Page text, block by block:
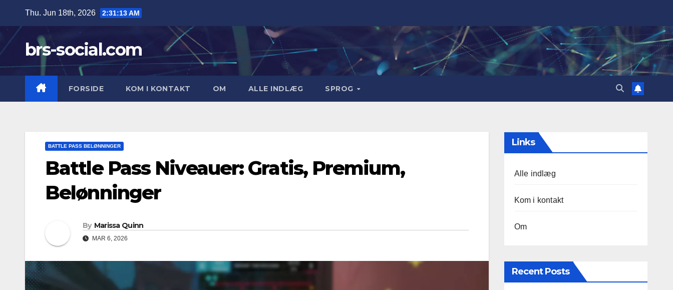
content
Thu. Jun 18th, 2026 2:31:14 AM
brs-social.com
FORSIDE KOM I KONTAKT OM ALLE INDLÆG SPROG
BATTLE PASS BELØNNINGER
Battle Pass Niveauer: Gratis, Premium,
Belønninger
By Marissa Quinn
MAR 6, 2026
Links
Alle indlæg
Kom i kontakt
Om
Recent Posts